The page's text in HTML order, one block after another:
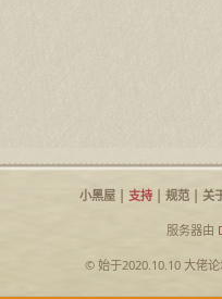
小黑屋| 支持| 规范| 关
服务器由
© 始于2020.10.10 大佬论